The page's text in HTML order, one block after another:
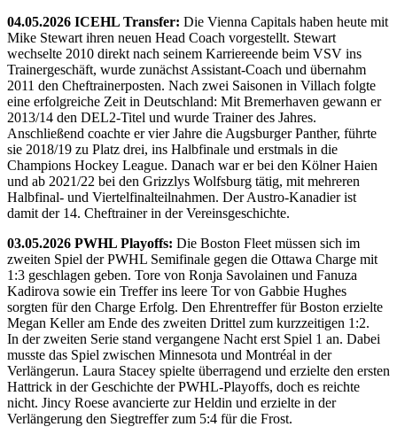
04.05.2026 ICEHL Transfer: Die Vienna Capitals haben heute mit
Mike Stewart ihren neuen Head Coach vorgestellt. Stewart
wechselte 2010 direkt nach seinem Karriereende beim VSV ins
Trainergeschäft, wurde zunächst Assistant-Coach und übernahm
2011 den Cheftrainerposten. Nach zwei Saisonen in Villach folgte
eine erfolgreiche Zeit in Deutschland: Mit Bremerhaven gewann er
2013/14 den DEL2-Titel und wurde Trainer des Jahres.
Anschließend coachte er vier Jahre die Augsburger Panther, führte
sie 2018/19 zu Platz drei, ins Halbfinale und erstmals in die
Champions Hockey League. Danach war er bei den Kölner Haien
und ab 2021/22 bei den Grizzlys Wolfsburg tätig, mit mehreren
Halbfinal- und Viertelfinalteilnahmen. Der Austro-Kanadier ist
damit der 14. Cheftrainer in der Vereinsgeschichte.
03.05.2026 PWHL Playoffs: Die Boston Fleet müssen sich im
zweiten Spiel der PWHL Semifinale gegen die Ottawa Charge mit
1:3 geschlagen geben. Tore von Ronja Savolainen und Fanuza
Kadirova sowie ein Treffer ins leere Tor von Gabbie Hughes
sorgten für den Charge Erfolg. Den Ehrentreffer für Boston erzielte
Megan Keller am Ende des zweiten Drittel zum kurzzeitigen 1:2.
In der zweiten Serie stand vergangene Nacht erst Spiel 1 an. Dabei
musste das Spiel zwischen Minnesota und Montréal in der
Verlängerun. Laura Stacey spielte überragend und erzielte den ersten
Hattrick in der Geschichte der PWHL-Playoffs, doch es reichte
nicht. Jincy Roese avancierte zur Heldin und erzielte in der
Verlängerung den Siegtreffer zum 5:4 für die Frost.